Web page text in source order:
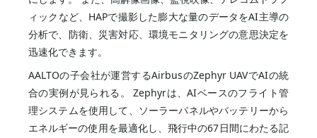
ィックなど、HAPで撮影した膨大な量のデータをAI主導の
分析で、防衛、災害対応、環境モニタリングの意思決定を
迅速化できます。
AALTOの子会社が運営するAirbusのZephyr UAVでAIの統
合の実例が見られる。 Zephyrは、AIベースのフライト管
理システムを使用して、ソーラーパネルやバッテリーから
エネルギーの使用を最適化し、飛行中の67日間にわたる記